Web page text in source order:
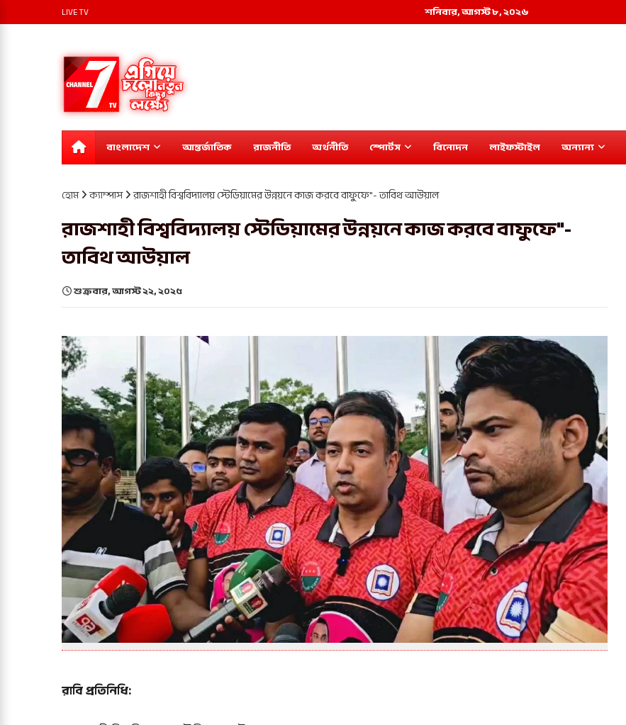
শনিবার, আগস্ট ৮, ২০২৬
LIVE TV
বাংলাদেশ আন্তর্জাতিক রাজনীতি অর্থনীতি স্পোর্টস বিনোদন লাইফস্টাইল অন্যান্য
হোম ক্যাম্পাস রাজশাহী বিশ্ববিদ্যালয় স্টেডিয়ামের উন্নয়নে কাজ করবে বাফুফে"- তাবিথ আউয়াল
রাজশাহী বিশ্ববিদ্যালয় স্টেডিয়ামের উন্নয়নে কাজ করবে বাফুফে"-
তাবিথ আউয়াল
শুক্রবার, আগস্ট ২২, ২০২৫
রাবি প্রতিনিধি: